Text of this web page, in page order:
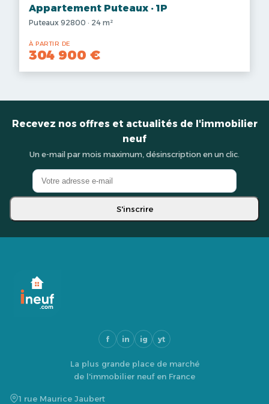
Appartement Puteaux · 1P
Puteaux 92800 · 24 m²
À PARTIR DE
304 900 €
Recevez nos offres et actualités de l'immobilier
neuf
Un e-mail par mois maximum, désinscription en un clic.
S'inscrire
f in ig yt
La plus grande place de marché
de l'immobilier neuf en France
1 rue Maurice Jaubert